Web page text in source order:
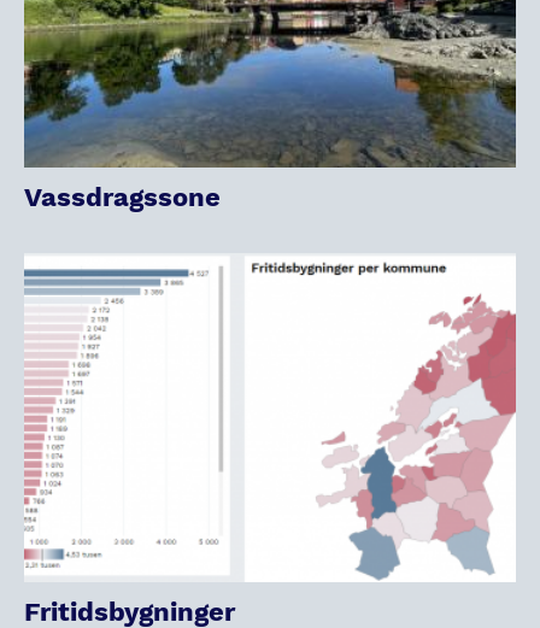
Vassdragssone
Fritidsbygninger